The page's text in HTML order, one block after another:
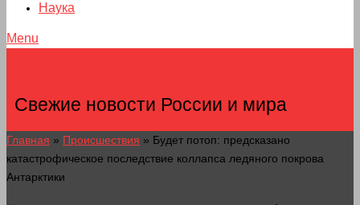
Наука
Menu
Свежие новости России и мира
Главная » Происшествия » Будет потоп: предсказано
катастрофическое последствие коллапса ледяного покрова
Антарктики